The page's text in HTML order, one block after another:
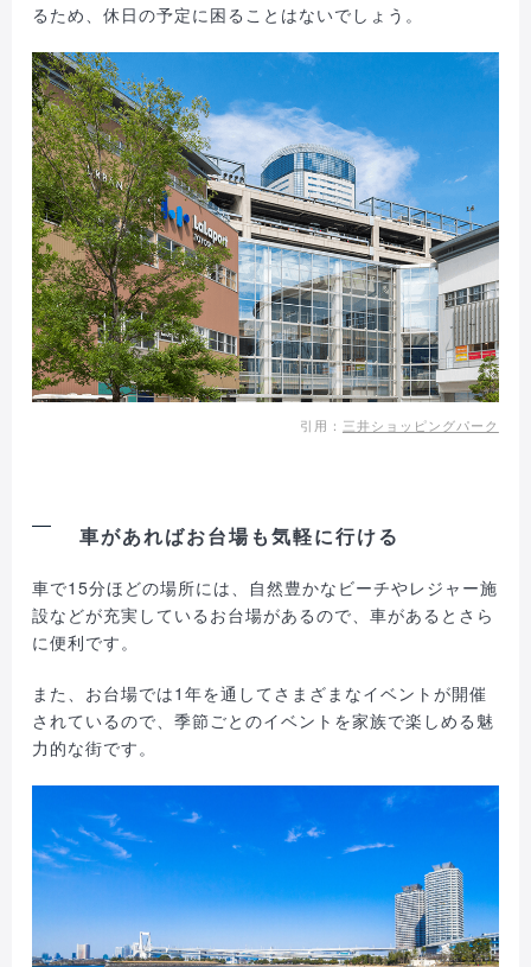
るため、休日の予定に困ることはないでしょう。
引用： 三井ショッピングパーク
車があればお台場も気軽に行ける
車で15分ほどの場所には、自然豊かなビーチやレジャー施
設などが充実しているお台場があるので、車があるとさら
に便利です。
また、お台場では1年を通してさまざまなイベントが開催
されているので、季節ごとのイベントを家族で楽しめる魅
力的な街です。